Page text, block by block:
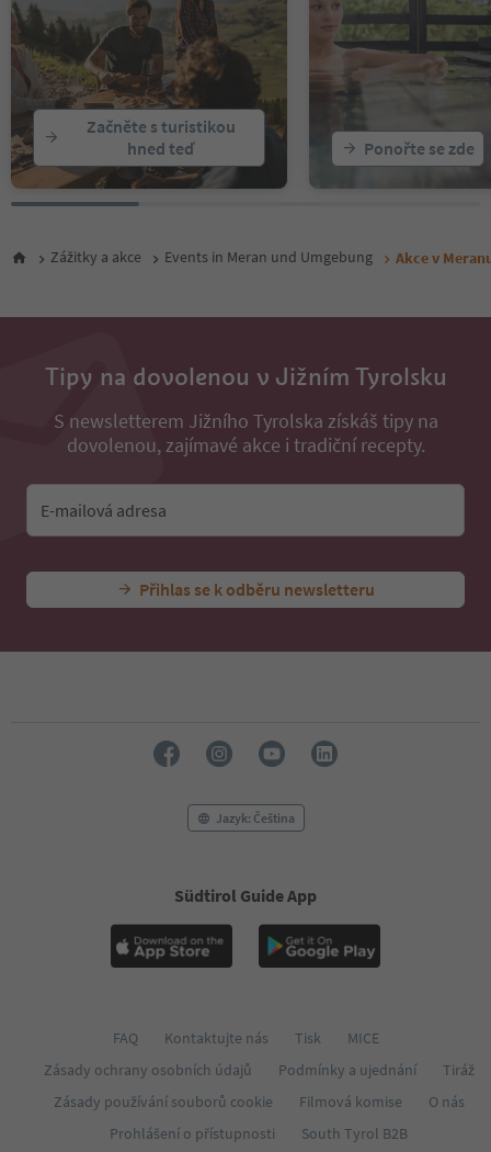
Začněte s turistikou
hned teď
Ponořte se zde
Zážitky a akce Events in Meran und Umgebung Akce v
Tipy na dovolenou v Jižním Tyrolsku
S newsletterem Jižního Tyrolska získáš tipy na
dovolenou, zajímavé akce i tradiční recepty.
E-mailová adresa
Přihlas se k odběru newsletteru
Jazyk: Čeština
Südtirol Guide App
FAQ Kontaktujte nás Tisk
MICE
Zásady ochrany osobních údajů
Podmínky a ujednání
Tiráž
Zásady používání souborů cookie
Filmová komise
O nás
Prohlášení o přístupnosti
South Tyrol B2B